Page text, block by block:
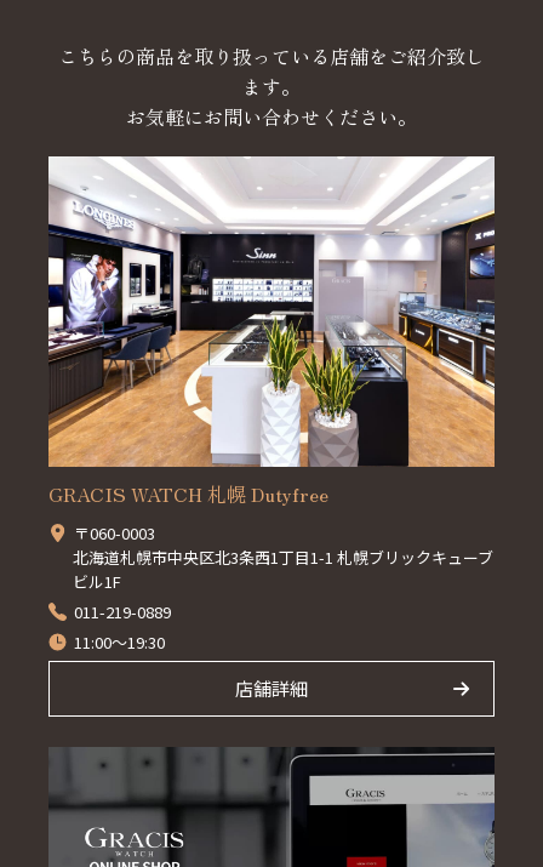
こちらの商品を取り扱っている店舗をご紹介致し
ます。
お気軽にお問い合わせください。
GRACIS WATCH 札幌 Dutyfree
〒060-0003
北海道札幌市中央区北3条西1丁目1-1 札幌ブリックキューブ
ビル1F
011-219-0889
11:00～19:30
店舗詳細